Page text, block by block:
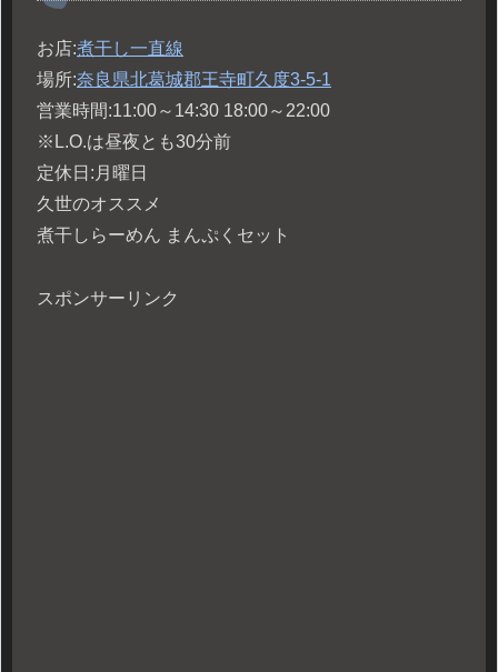
お店:煮干し一直線
場所:奈良県北葛城郡王寺町久度3-5-1
営業時間:11:00～14:30 18:00～22:00
※L.O.は昼夜とも30分前
定休日:月曜日
久世のオススメ
煮干しらーめん まんぷくセット
スポンサーリンク